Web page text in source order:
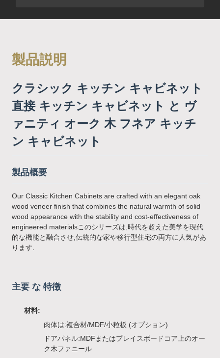
製品説明
クラシック キッチン キャビネット
直接 キッチン キャビネット と ヴ
ァニティ オーク 木 フネア キッチ
ン キャビネット
製品概要
Our Classic Kitchen Cabinets are crafted with an elegant oak
wood veneer finish that combines the natural warmth of solid
wood appearance with the stability and cost-effectiveness of
engineered materialsこのシリーズは,時代を超えた美学を現代
的な機能と融合させ,伝統的な家や移行型住宅の両方に人気があ
ります.
主要 な 特徴
材料:
肉体は:複合材/MDF/小粒板 (オプション)
ドアパネル:MDFまたはプレイスボードコア上のオー
ク木ファニール